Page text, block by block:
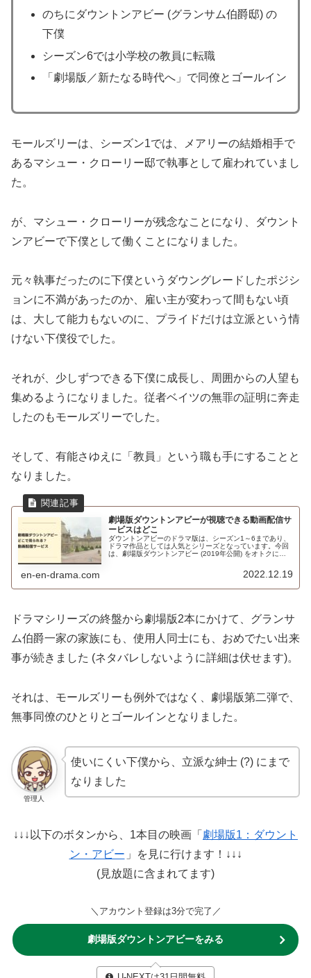
のちにダウントンアビー (グランサム伯爵邸) の
下僕
シーズン6では小学校の教員に転職
「劇場版／新たなる時代へ」で同僚とゴールイン
モールズリーは、シーズン1では、メアリーの結婚相手で
あるマシュー・クローリー邸で執事として雇われていまし
た。
が、マシュー・クローリーが残念なことになり、ダウント
ンアビーで下僕として働くことになりました。
元々執事だったのに下僕というダウングレードしたポジシ
ョンに不満があったのか、雇い主が変わって間もない頃
は、大して能力もないのに、プライドだけは立派という情
けない下僕役でした。
それが、少しずつできる下僕に成長し、周囲からの人望も
集めるようになりました。従者ベイツの無罪の証明に奔走
したのもモールズリーでした。
そして、有能さゆえに「教員」という職も手にすることと
なりました。
劇場版ダウントンアビーが視聴できる動画配信サ
ービスはどこ
ダウントンアビーのドラマ版は、シーズン1～6まであり、
ドラマ作品としては人気とシリーズとなっています。今回
は、劇場版ダウントンアビー (2019年公開) をオトクに視
en-en-drama.com 2022.12.19
ドラマシリーズの終盤から劇場版2本にかけて、グランサ
ム伯爵一家の家族にも、使用人同士にも、おめでたい出来
事が続きました (ネタバレしないように詳細は伏せます)。
それは、モールズリーも例外ではなく、劇場版第二弾で、
無事同僚のひとりとゴールインとなりました。
管理人
使いにくい下僕から、立派な紳士 (?) にまで
なりました
↓↓↓以下のボタンから、1本目の映画「 劇場版1：ダウント
ン・アビー 」を見に行けます！↓↓↓
(見放題に含まれてます)
＼アカウント登録は3分で完了／
劇場版ダウントンアビーをみる